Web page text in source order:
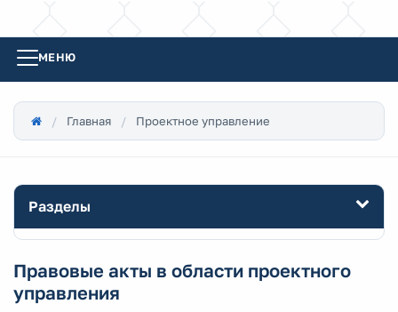
МЕНЮ
Главная Проектное управление
Разделы
Правовые акты в области проектного
управления